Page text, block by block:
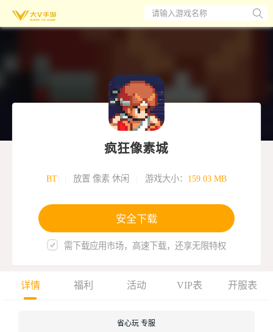
请输入游戏名称
疯狂像素城
BT 放置 像素 休闲 游戏大小： 159.03 MB
安全下载
需下载应用市场，高速下载，还享无限特权
详情 福利 活动 VIP表 开服表
省心玩 专服